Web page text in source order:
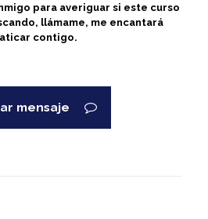
para averiguar si este curso
llámame, me encantará
contigo.
mensaje